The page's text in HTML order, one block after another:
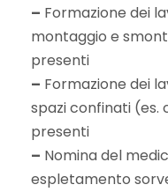
– Formazione dei
montaggio e
presenti
– Formazione dei
spazi confinati (es.
presenti
– Nomina del
espletamento